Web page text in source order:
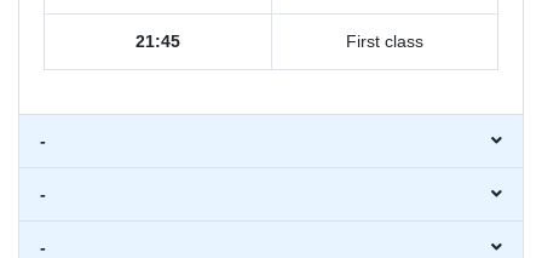
21:45 First class
-
-
-